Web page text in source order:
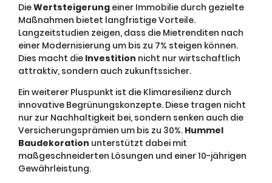
DieWertsteigerung einer Immobilie durch gezielte
Maßnahmen bietet langfristige Vorteile.
Langzeitstudien zeigen, dass die Mietrenditen nach
einer Modernisierung um bis zu 7% steigen können.
Dies macht die Investition nicht nur wirtschaftlich
attraktiv, sondern auch zukunftssicher.
Ein weiterer Pluspunkt ist die Klimaresilienz durch
innovative Begrünungskonzepte. Diese tragen nicht
nur zur Nachhaltigkeit bei, sondern senken auch die
Versicherungsprämien um bis zu 30%. Hummel
Baudekoration unterstützt dabei mit
maßgeschneiderten Lösungen und einer 10-jährigen
Gewährleistung.